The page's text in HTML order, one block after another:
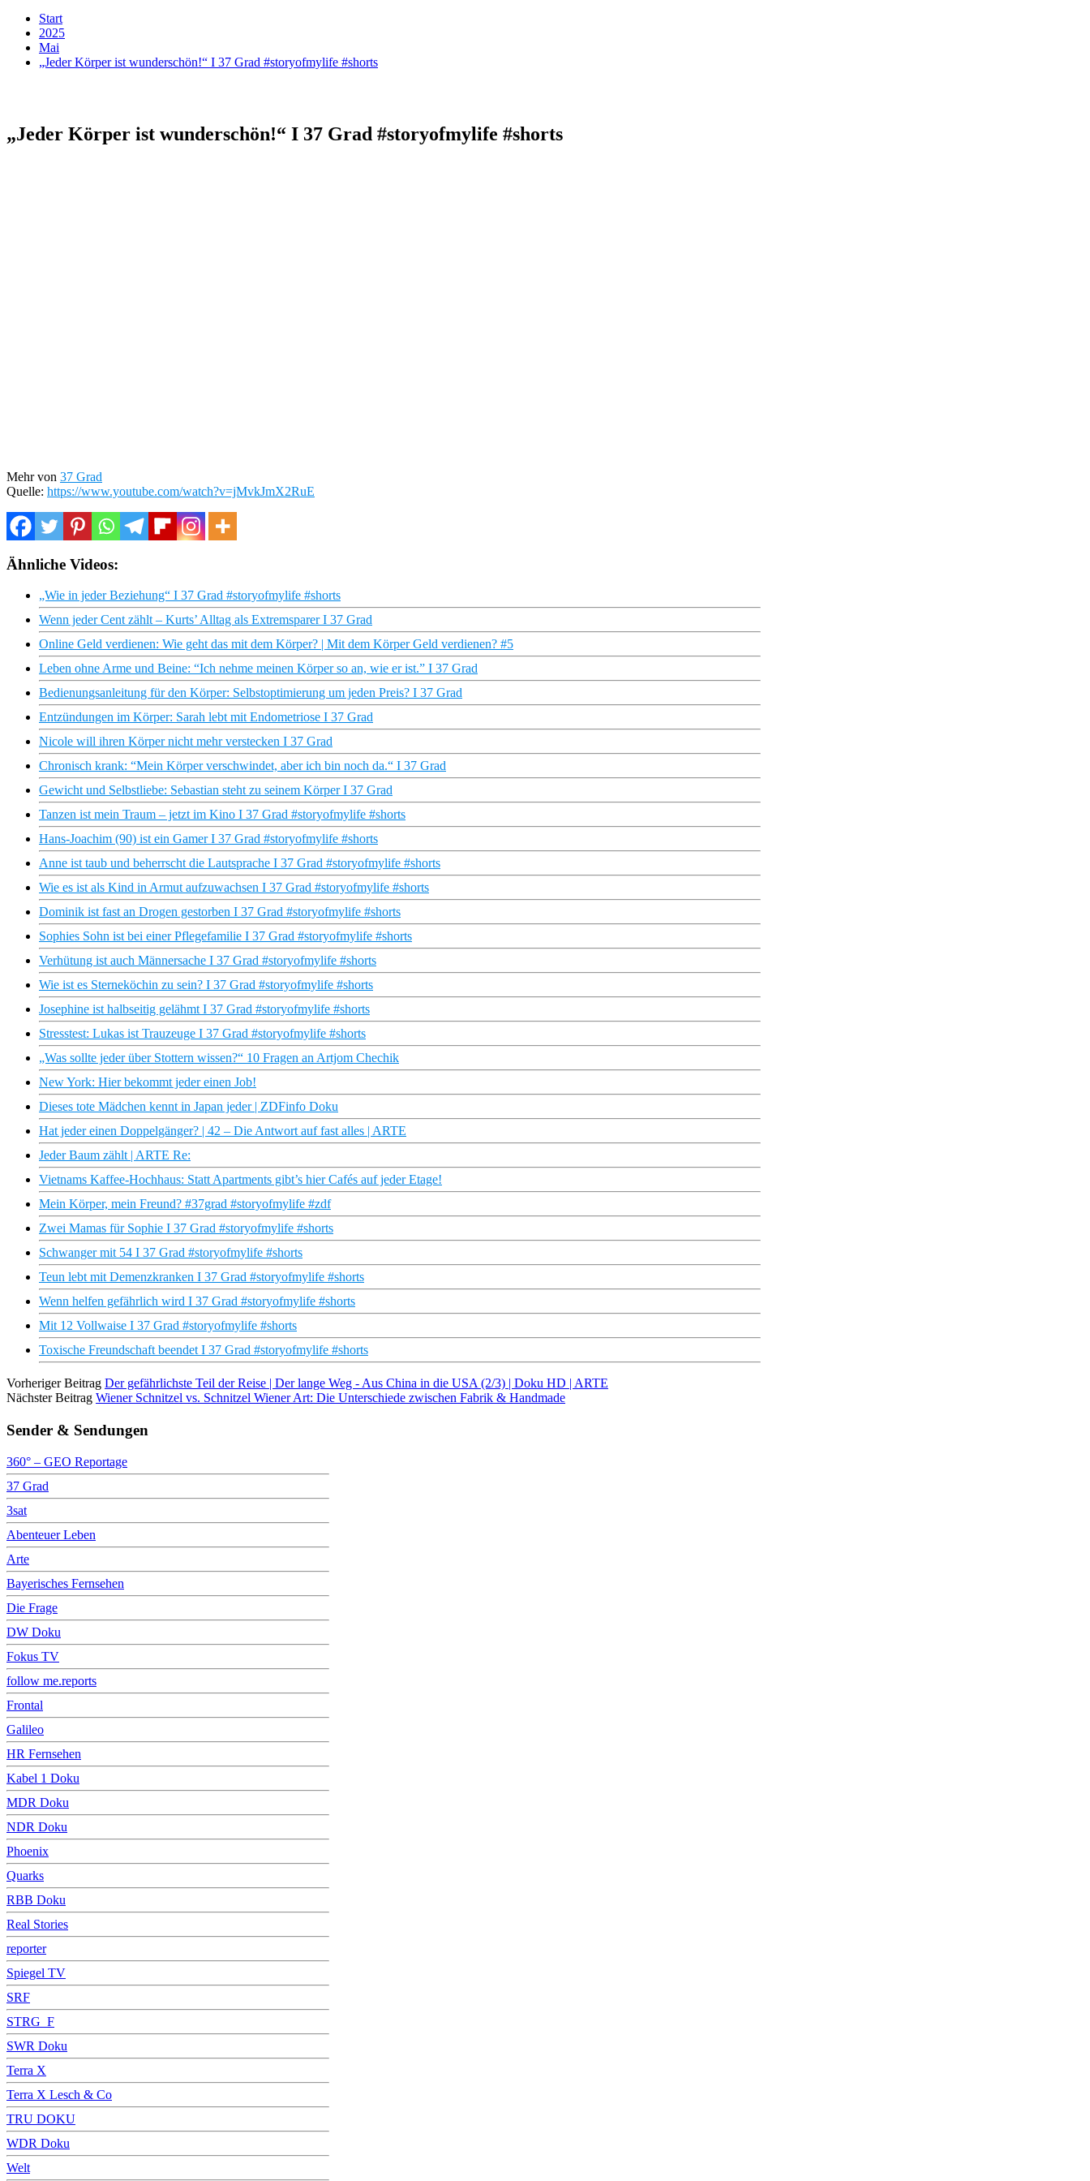
Start
2025
Mai
„Jeder Körper ist wunderschön!“ I 37 Grad #storyofmylife #shorts
„Jeder Körper ist wunderschön!“ I 37 Grad #storyofmylife #shorts
Mehr von 37 Grad
Quelle: https://www.youtube.com/watch?v=jMvkJmX2RuE
Ähnliche Videos:
„Wie in jeder Beziehung“ I 37 Grad #storyofmylife #shorts
Wenn jeder Cent zählt – Kurts’ Alltag als Extremsparer I 37 Grad
Online Geld verdienen: Wie geht das mit dem Körper? | Mit dem Körper Geld verdienen? #5
Leben ohne Arme und Beine: “Ich nehme meinen Körper so an, wie er ist.” I 37 Grad
Bedienungsanleitung für den Körper: Selbstoptimierung um jeden Preis? I 37 Grad
Entzündungen im Körper: Sarah lebt mit Endometriose I 37 Grad
Nicole will ihren Körper nicht mehr verstecken I 37 Grad
Chronisch krank: “Mein Körper verschwindet, aber ich bin noch da.“ I 37 Grad
Gewicht und Selbstliebe: Sebastian steht zu seinem Körper I 37 Grad
Tanzen ist mein Traum – jetzt im Kino I 37 Grad #storyofmylife #shorts
Hans-Joachim (90) ist ein Gamer I 37 Grad #storyofmylife #shorts
Anne ist taub und beherrscht die Lautsprache I 37 Grad #storyofmylife #shorts
Wie es ist als Kind in Armut aufzuwachsen I 37 Grad #storyofmylife #shorts
Dominik ist fast an Drogen gestorben I 37 Grad #storyofmylife #shorts
Sophies Sohn ist bei einer Pflegefamilie I 37 Grad #storyofmylife #shorts
Verhütung ist auch Männersache I 37 Grad #storyofmylife #shorts
Wie ist es Sterneköchin zu sein? I 37 Grad #storyofmylife #shorts
Josephine ist halbseitig gelähmt I 37 Grad #storyofmylife #shorts
Stresstest: Lukas ist Trauzeuge I 37 Grad #storyofmylife #shorts
„Was sollte jeder über Stottern wissen?“ 10 Fragen an Artjom Chechik
New York: Hier bekommt jeder einen Job!
Dieses tote Mädchen kennt in Japan jeder | ZDFinfo Doku
Hat jeder einen Doppelgänger? | 42 – Die Antwort auf fast alles | ARTE
Jeder Baum zählt | ARTE Re:
Vietnams Kaffee-Hochhaus: Statt Apartments gibt’s hier Cafés auf jeder Etage!
Mein Körper, mein Freund? #37grad #storyofmylife #zdf
Zwei Mamas für Sophie I 37 Grad #storyofmylife #shorts
Schwanger mit 54 I 37 Grad #storyofmylife #shorts
Teun lebt mit Demenzkranken I 37 Grad #storyofmylife #shorts
Wenn helfen gefährlich wird I 37 Grad #storyofmylife #shorts
Mit 12 Vollwaise I 37 Grad #storyofmylife #shorts
Toxische Freundschaft beendet I 37 Grad #storyofmylife #shorts
Vorheriger Beitrag Der gefährlichste Teil der Reise | Der lange Weg - Aus China in die USA (2/3) | Doku HD | ARTE
Nächster Beitrag Wiener Schnitzel vs. Schnitzel Wiener Art: Die Unterschiede zwischen Fabrik & Handmade
Sender & Sendungen
360° – GEO Reportage
37 Grad
3sat
Abenteuer Leben
Arte
Bayerisches Fernsehen
Die Frage
DW Doku
Fokus TV
follow me.reports
Frontal
Galileo
HR Fernsehen
Kabel 1 Doku
MDR Doku
NDR Doku
Phoenix
Quarks
RBB Doku
Real Stories
reporter
Spiegel TV
SRF
STRG_F
SWR Doku
Terra X
Terra X Lesch & Co
TRU DOKU
WDR Doku
Welt